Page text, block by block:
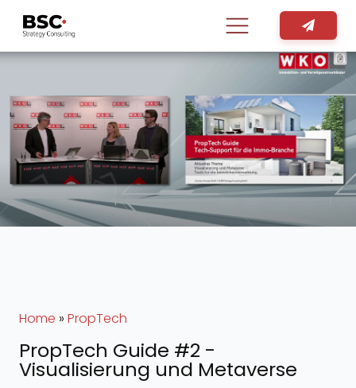
Home » PropTech
PropTech Guide #2 -
Visualisierung und Metaverse